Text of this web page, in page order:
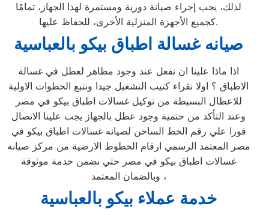
لذلك، يجب إجراء صيانة دورية ومستمرة لهذا الجهاز، تمامًا
كجميع الأجهزة المنزلية الأخرى، للحفاظ عليها.
صيانه غسالة اطباق بيكو بالعباسية
اذا ماذا علينا ان نفعل عند وجود مظاهر لعطل في غسالة
الاطباق ؟ اولا نقراء كتيب التشغيل جيدا ونتبع الخطوات الاولية
للاعطال البسيطة من توكيل غسالات اطباق بيكو في مصر
وعند التأكد من حتمية وجود عطل بالجهاز يجب علينا الاتصال
فورا علي رقم الخط الساخن لصيانه غسالات اطباق بيكو في
مصر المعتمد الرسمي ارقام الخطوط الارضية من مركز صيانه
غسالات اطباق بيكو في مصر حتي نضمن خدمة موثوقة
وبالضمان المعتمد ،
خدمة عملاء بيكو بالعباسية